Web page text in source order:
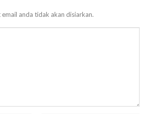
anda tidak akan disiarkan.